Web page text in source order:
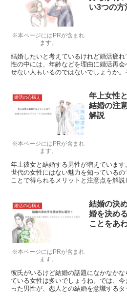
※本ページにはPRが含まれ
ます。
い3つの方
結婚したいと考えているけれど婚活疲
性の中には、年齢などを理由に婚活再
せない人もいるのではないでしょうか
※本ページにはPRが含まれ
ます。
婚活の心構え
年上女性
結婚の注
解説
年上彼女と結婚する男性が増えています。 彼らは自分より年下
世代の女性にはない魅力を知っているのです。 年上彼女
ことで得られるメリットと注意点を解説
※本ページにはPRが含まれ
ます。
婚活の心構え
結婚の決
婚を決め
ことをあ
彼氏がいるけど結婚の話題になかなか
ている女性は多いでしょうね。では、
った男性が、恋人との結婚を意識する